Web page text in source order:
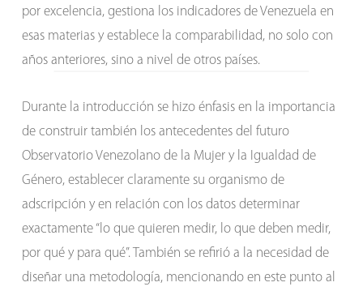
por excelencia, gestiona los indicadores de Venezuela en
esas materias y establece la comparabilidad, no solo con
años anteriores, sino a nivel de otros países.
Durante la introducción se hizo énfasis en la importancia
de construir también los antecedentes del futuro
Observatorio Venezolano de la Mujer y la Igualdad de
Género, establecer claramente su organismo de
adscripción y en relación con los datos determinar
exactamente “lo que quieren medir, lo que deben medir,
por qué y para qué”. También se refirió a la necesidad de
diseñar una metodología, mencionando en este punto al